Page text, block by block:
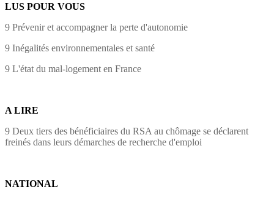
LUS POUR VOUS
9 Prévenir et accompagner la perte d'autonomie
9 Inégalités environnementales et santé
9 L'état du mal-logement en France
A LIRE
9 Deux tiers des bénéficiaires du RSA au chômage se déclarent
freinés dans leurs démarches de recherche d'emploi
NATIONAL